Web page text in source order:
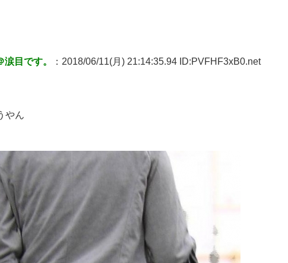
目です。 ：2018/06/11(月) 21:14:35.94 ID:PVFHF3xB0.net
やん